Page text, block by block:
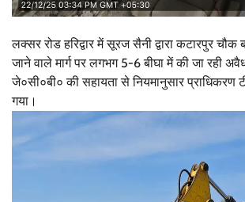
लक्सर रोड हरिद्वार में सूरज सैनी द्वारा कटारपुर
जाने वाले मार्ग पर लगभग 5-6 बीघा में की जा रही
जे०सी०बी० की सहायता से नियमानुसार प्राधिकरण
गया।